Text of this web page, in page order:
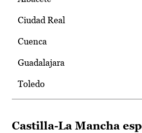
Ciudad Real
Cuenca
Guadalajara
Toledo
Castilla-La Mancha